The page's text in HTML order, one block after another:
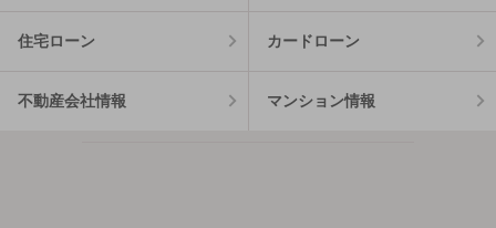
住宅ローン カードローン
不動産会社情報 マンション情報